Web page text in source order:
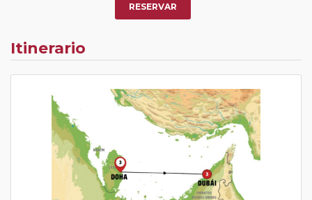
RESERVAR
Itinerario